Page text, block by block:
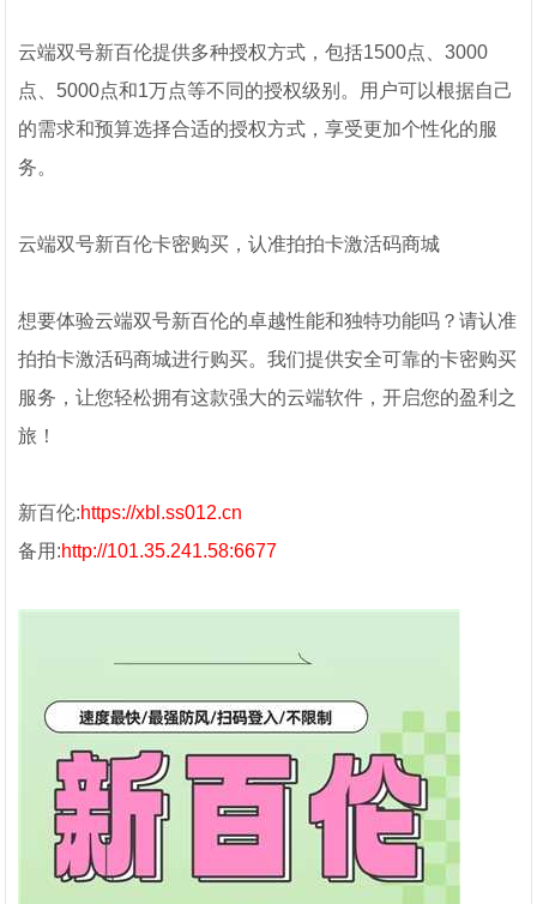
云端双号新百伦提供多种授权方式，包括1500点、3000
点、5000点和1万点等不同的授权级别。用户可以根据自己
的需求和预算选择合适的授权方式，享受更加个性化的服
务。
云端双号新百伦卡密购买，认准拍拍卡激活码商城
想要体验云端双号新百伦的卓越性能和独特功能吗？请认准
拍拍卡激活码商城进行购买。我们提供安全可靠的卡密购买
服务，让您轻松拥有这款强大的云端软件，开启您的盈利之
旅！
新百伦:https://xbl.ss012.cn
备用:http://101.35.241.58:6677